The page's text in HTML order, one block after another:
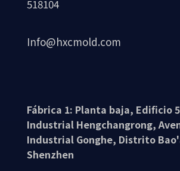
518104
Info@hxcmold.com
Fábrica 1: Planta baja, Edificio
Industrial Hengchangrong,
Industrial Gonghe, Distrito
Shenzhen